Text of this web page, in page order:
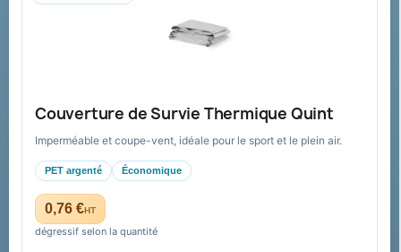
Couverture de Survie Thermique Quint
Imperméable et coupe-vent, idéale pour le sport et le plein air.
PET argenté Économique
0,76 €HT
dégressif selon la quantité
FAQ sur Promenoch Goodies Pub France
Conditions de retour
Paiement sécurisé
Plan du site